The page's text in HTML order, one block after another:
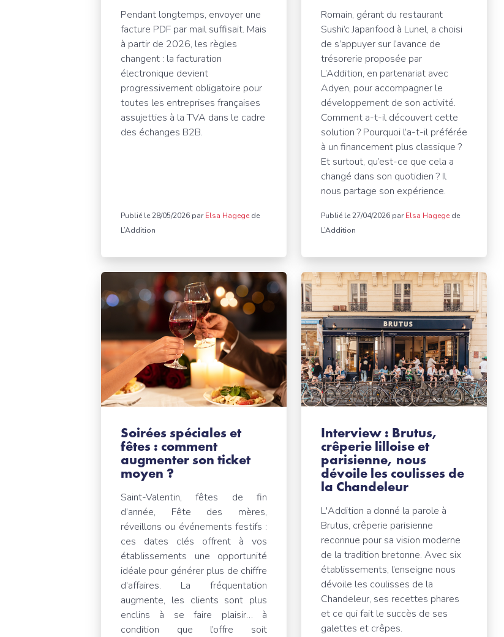
Pendant longtemps, envoyer une
facture PDF par mail suffisait. Mais
à partir de 2026, les règles
changent : la facturation
électronique devient
progressivement obligatoire pour
toutes les entreprises françaises
assujetties à la TVA dans le cadre
des échanges B2B.
Publié le 28/05/2026 parElsa Hagege de
L’Addition
Romain, gérant du restaurant
Sushi’c Japanfood à Lunel, a choisi
de s’appuyer sur l’avance de
trésorerie proposée par
L’Addition, en partenariat avec
Adyen, pour accompagner le
développement de son activité.
Comment a-t-il découvert cette
solution ? Pourquoi l’a-t-il préférée
à un financement plus classique ?
Et surtout, qu’est-ce que cela a
changé dans son quotidien ? Il
nous partage son expérience.
Publié le 27/04/2026 parElsa Hagege de
L’Addition
Soirées spéciales et
fêtes : comment
augmenter son ticket
moyen ?
Saint-Valentin, fêtes de fin
d’année, Fête des mères,
réveillons ou événements festifs :
ces dates clés offrent à vos
établissements une opportunité
idéale pour générer plus de chiffre
d’affaires. La fréquentation
augmente, les clients sont plus
enclins à se faire plaisir… à
condition que l’offre soit
Interview : Brutus,
crêperie lilloise et
parisienne, nous
dévoile les coulisses de
la Chandeleur
L'Addition a donné la parole à
Brutus, crêperie parisienne
reconnue pour sa vision moderne
de la tradition bretonne. Avec six
établissements, l’enseigne nous
dévoile les coulisses de la
Chandeleur, ses recettes phares
et ce qui fait le succès de ses
galettes et crêpes.